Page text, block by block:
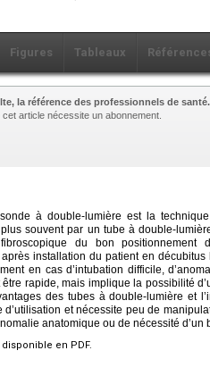
Figures Tableaux
la référence des professionnels de santé.
cet article nécessite un abonnement.
à double-lumière est la
souvent par un tube à double-
du bon
installation du patient en
en cas d’intubation difficile,
rapide, mais implique la possibilité
des tubes à double-lumière et
d’utilisation et nécessite peu de
anatomique ou de nécessité d’un
en PDF.